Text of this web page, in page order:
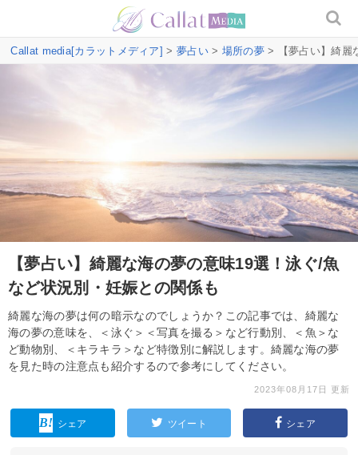
Callat media[カラットメディア] > 夢占い> 場所の夢> 【夢占い】綺麗
【夢占い】綺麗な海の夢の意味19選！泳ぐ/魚
など状況別・妊娠との関係も
綺麗な海の夢は何の暗示なのでしょうか？この記事では、綺麗な
海の夢の意味を、＜泳ぐ＞＜写真を撮る＞など行動別、＜魚＞な
ど動物別、＜キラキラ＞など特徴別に解説します。綺麗な海の夢
を見た時の注意点も紹介するので参考にしてください。
2023年08月17日 更新
シェア ツイート シェア